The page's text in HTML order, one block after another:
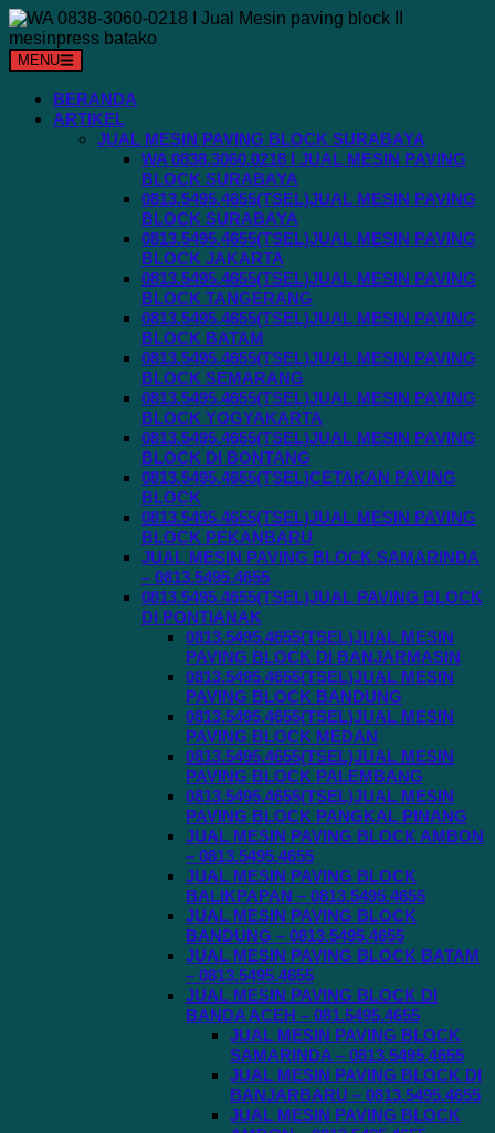
Langsung
ke
konten
MENU
BERANDA
ARTIKEL
JUAL MESIN PAVING BLOCK SURABAYA
WA 0838.3060.0218 I JUAL MESIN PAVING
BLOCK SURABAYA
0813.5495.4655(TSEL)JUAL MESIN PAVING
BLOCK SURABAYA
0813.5495.4655(TSEL)JUAL MESIN PAVING
BLOCK JAKARTA
0813.5495.4655(TSEL)JUAL MESIN PAVING
BLOCK TANGERANG
0813.5495.4655(TSEL)JUAL MESIN PAVING
BLOCK BATAM
0813.5495.4655(TSEL)JUAL MESIN PAVING
BLOCK SEMARANG
0813.5495.4655(TSEL)JUAL MESIN PAVING
BLOCK YOGYAKARTA
0813.5495.4655(TSEL)JUAL MESIN PAVING
BLOCK DI BONTANG
0813.5495.4655(TSEL)CETAKAN PAVING
BLOCK
0813.5495.4655(TSEL)JUAL MESIN PAVING
BLOCK PEKANBARU
JUAL MESIN PAVING BLOCK SAMARINDA
– 0813.5495.4655
0813.5495.4655(TSEL)JUAL PAVING BLOCK
DI PONTIANAK
0813.5495.4655(TSEL)JUAL MESIN
PAVING BLOCK DI BANJARMASIN
0813.5495.4655(TSEL)JUAL MESIN
PAVING BLOCK BANDUNG
0813.5495.4655(TSEL)JUAL MESIN
PAVING BLOCK MEDAN
0813.5495.4655(TSEL)JUAL MESIN
PAVING BLOCK PALEMBANG
0813.5495.4655(TSEL)JUAL MESIN
PAVING BLOCK PANGKAL PINANG
JUAL MESIN PAVING BLOCK AMBON
– 0813.5495.4655
JUAL MESIN PAVING BLOCK
BALIKPAPAN – 0813.5495.4655
JUAL MESIN PAVING BLOCK
BANDUNG – 0813.5495.4655
JUAL MESIN PAVING BLOCK BATAM
– 0813.5495.4655
JUAL MESIN PAVING BLOCK DI
BANDA ACEH – 081.5495.4655
JUAL MESIN PAVING BLOCK
SAMARINDA – 0813.5495.4655
JUAL MESIN PAVING BLOCK DI
BANJARBARU – 0813.5495.4655
JUAL MESIN PAVING BLOCK